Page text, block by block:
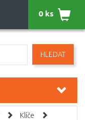
HLEDAT
0 ks
Klíče